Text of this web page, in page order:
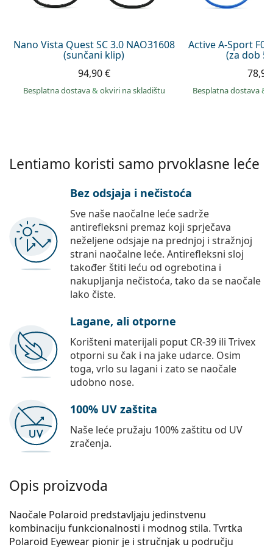
Persol
Sve marke sunčanih naočala
Nano Vista Quest SC 3.0 NAO31608
(sunčani klip)
94,90 €
Besplatna dostava& okviri na skladištu
Active A-Sport
(za dob 5
Besplatna dostava&
Lentiamo koristi samo prvoklasne leće
Bez odsjaja i nečistoća
Sve naše naočalne leće sadrže
antirefleksni premaz koji sprječava
neželjene odsjaje na prednjoj i stražnjoj
strani naočalne leće. Antirefleksni sloj
također štiti leću od ogrebotina i
nakupljanja nečistoća, tako da se naočale
lako čiste.
Lagane, ali otporne
Korišteni materijali poput CR-39 ili Trivex
otporni su čak i na jake udarce. Osim
toga, vrlo su lagani i zato se naočale
udobno nose.
100% UV zaštita
Naše leće pružaju 100% zaštitu od UV
zračenja.
Opis proizvoda
Naočale Polaroid predstavljaju jedinstvenu
kombinaciju funkcionalnosti i modnog stila. Tvrtka
Polaroid Eyewear pionir je i stručnjak u području